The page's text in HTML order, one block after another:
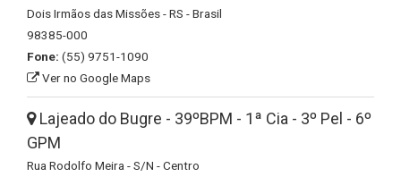
Dois Irmãos das Missões - RS - Brasil
98385-000
Fone: (55) 9751-1090
Ver no Google Maps
Lajeado do Bugre - 39ºBPM - 1ª Cia - 3º Pel - 6º
GPM
Rua Rodolfo Meira - S/N - Centro